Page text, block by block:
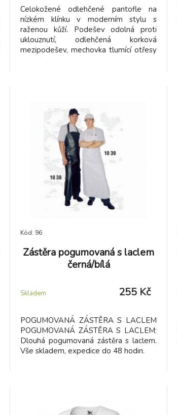
Celokožené odlehčené pantofle na
nízkém klínku v moderním stylu s
raženou kůží. Podešev odolná proti
uklouznutí, odlehčená korková
mezipodešev, mechovka tlumící otřesy
zdravé a pohodlné obutí na doma, do
školy i do práce.
Kód: 96
Zástěra pogumovaná s laclem
černá/bílá
Skladem 255 Kč
POGUMOVANÁ ZÁSTĚRA S LACLEM
POGUMOVANÁ ZÁSTĚRA S LACLEM:
Dlouhá pogumovaná zástěra s laclem.
Vše skladem, expedice do 48 hodin.